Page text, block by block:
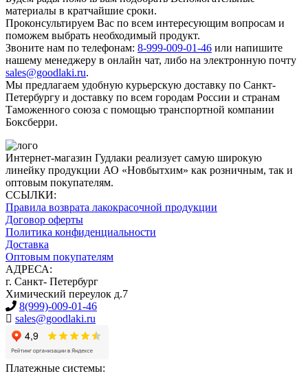
материалы в кратчайшие сроки.
Проконсультируем Вас по всем интересующим вопросам и
поможем выбрать необходимый продукт.
Звоните нам по телефонам: 8-999-009-01-46 или напишите
нашему менеджеру в онлайн чат, либо на электронную почту
sales@goodlaki.ru.
Мы предлагаем удобную курьерскую доставку по Санкт-
Петербургу и доставку по всем городам России и странам
Таможенного союза с помощью транспортной компании
Боксберри.
Интернет-магазин Гудлаки реализует самую широкую
линейку продукции АО «Новбытхим» как розничным, так и
оптовым покупателям.
ССЫЛКИ:
Правила возврата лакокрасочной продукции
Договор оферты
Политика конфиденциальности
Доставка
Оптовым покупателям
АДРЕСА:
г. Санкт- Петербург
Химический переулок д.7
8(999)-009-01-46
sales@goodlaki.ru
Платежные системы: